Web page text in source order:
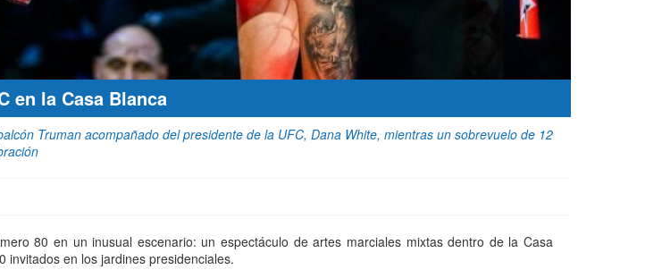
en la Casa Blanca
Truman acompañado del presidente de la UFC, Dana White, mientras un sobrevuelo de 12
80 en un inusual escenario: un espectáculo de artes marciales mixtas dentro de la Casa
invitados en los jardines presidenciales.